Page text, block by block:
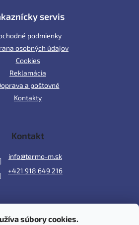
súbory cookies.
servis
podmienky
osobných údajov
Cookies
Reklamácia
a poštovné
Kontakty
Kontakt
info@termo-m.sk
+421 918 649 216
online platby